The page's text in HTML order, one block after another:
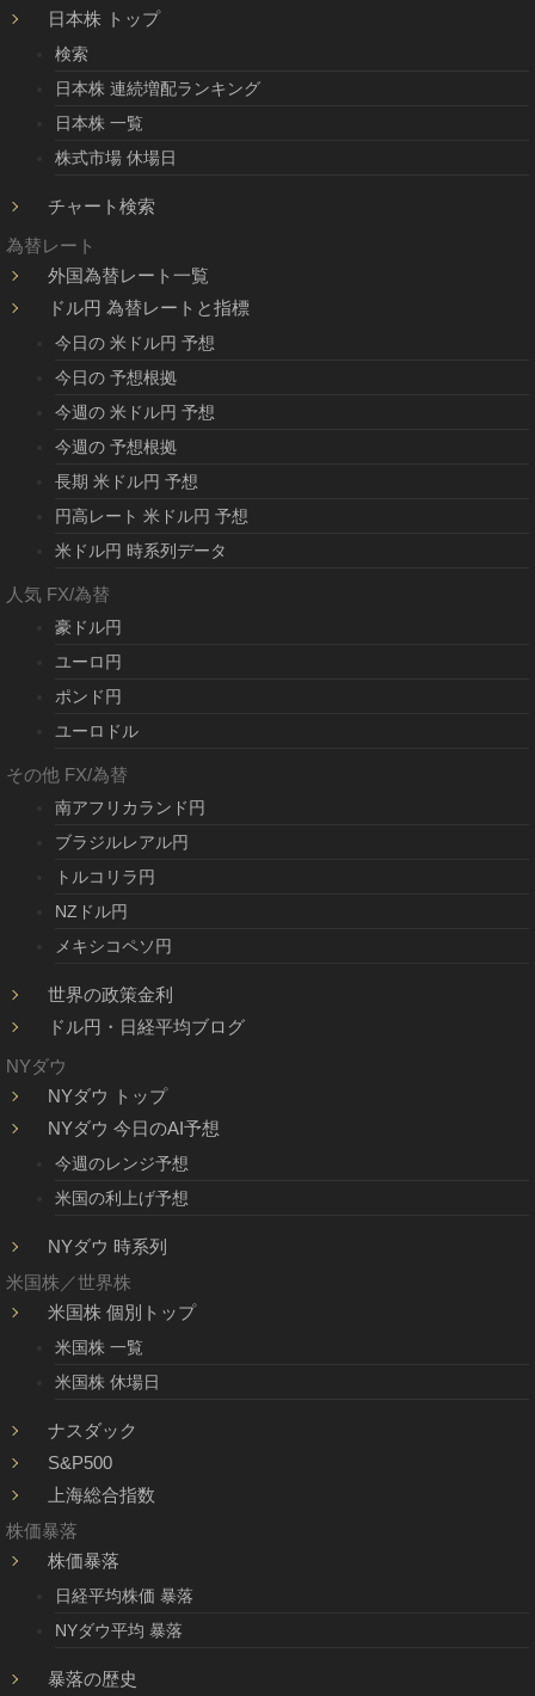
日本株 トップ
検索
日本株 連続増配ランキング
日本株 一覧
株式市場 休場日
チャート検索
為替レート
外国為替レート一覧
ドル円 為替レートと指標
今日の 米ドル円 予想
今日の 予想根拠
今週の 米ドル円 予想
今週の 予想根拠
長期 米ドル円 予想
円高レート 米ドル円 予想
米ドル円 時系列データ
人気 FX/為替
豪ドル円
ユーロ円
ポンド円
ユーロドル
その他 FX/為替
南アフリカランド円
ブラジルレアル円
トルコリラ円
NZドル円
メキシコペソ円
世界の政策金利
ドル円・日経平均ブログ
NYダウ
NYダウ トップ
NYダウ 今日のAI予想
今週のレンジ予想
米国の利上げ予想
NYダウ 時系列
米国株／世界株
米国株 個別トップ
米国株 一覧
米国株 休場日
ナスダック
S&P500
上海総合指数
株価暴落
株価暴落
日経平均株価 暴落
NYダウ平均 暴落
暴落の歴史